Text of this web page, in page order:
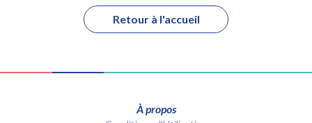
Retour à l'accueil
À propos